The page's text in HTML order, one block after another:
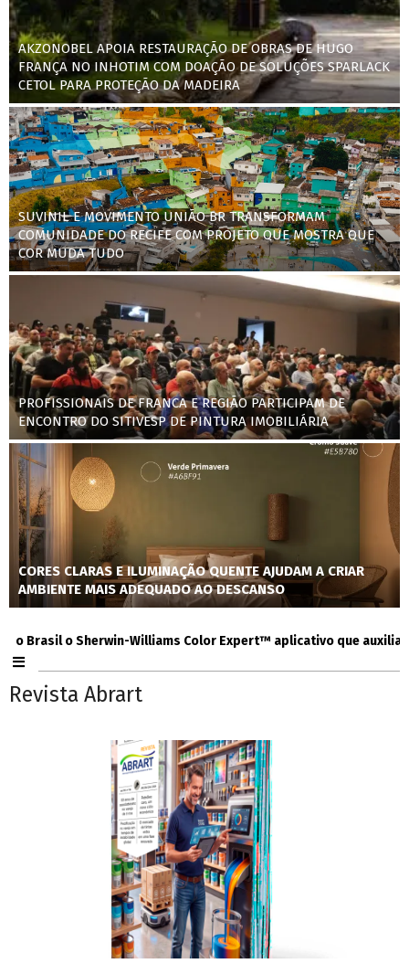
AKZONOBEL APOIA RESTAURAÇÃO DE OBRAS DE HUGO
FRANÇA NO INHOTIM COM DOAÇÃO DE SOLUÇÕES SPARLACK
CETOL PARA PROTEÇÃO DA MADEIRA
SUVINIL E MOVIMENTO UNIÃO BR TRANSFORMAM
COMUNIDADE DO RECIFE COM PROJETO QUE MOSTRA QUE
COR MUDA TUDO
PROFISSIONAIS DE FRANCA E REGIÃO PARTICIPAM DE
ENCONTRO DO SITIVESP DE PINTURA IMOBILIÁRIA
CORES CLARAS E ILUMINAÇÃO QUENTE AJUDAM A CRIAR
AMBIENTE MAIS ADEQUADO AO DESCANSO
o Sherwin-Williams Color Expert™ aplicativo que auxilia
Revista Abrart